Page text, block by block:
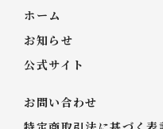
ホーム
お知らせ
公式サイト
お問い合わせ